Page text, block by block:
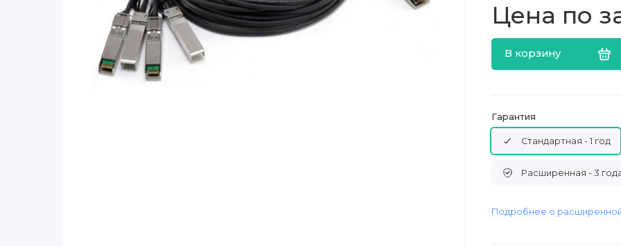
Цена по
В корзину
Гарантия
Стандартная - 1 год
Расширенная - 3
Подробнее о